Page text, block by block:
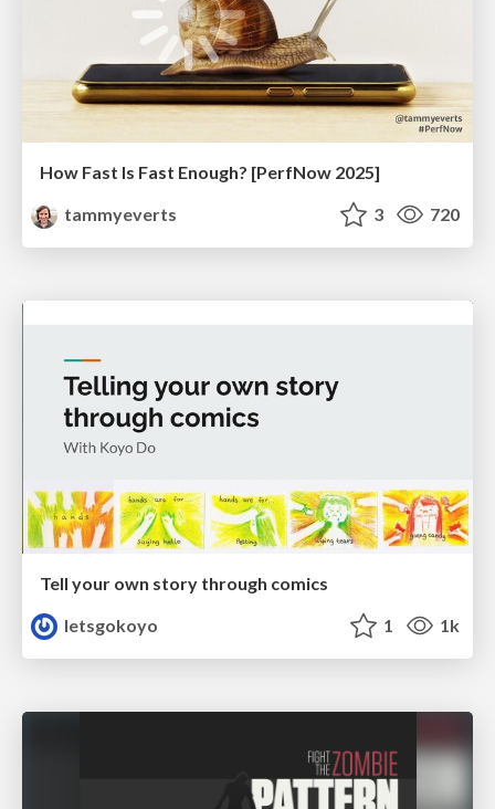
How Fast Is Fast Enough? [PerfNow 2025]
tammyeverts
3 720
Tell your own story through comics
letsgokoyo
1 1k